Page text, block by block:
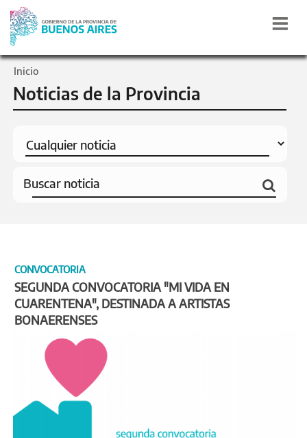
Inicio
Noticias de la Provincia
CONVOCATORIA
SEGUNDA CONVOCATORIA "MI VIDA EN
CUARENTENA", DESTINADA A ARTISTAS
BONAERENSES